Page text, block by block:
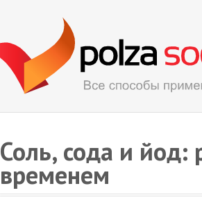
Соль, сода и йод:
временем